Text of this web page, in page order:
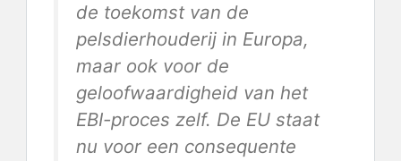
de toekomst van de
pelsdierhouderij in Europa,
maar ook voor de
geloofwaardigheid van het
EBI-proces zelf. De EU staat
nu voor een consequente